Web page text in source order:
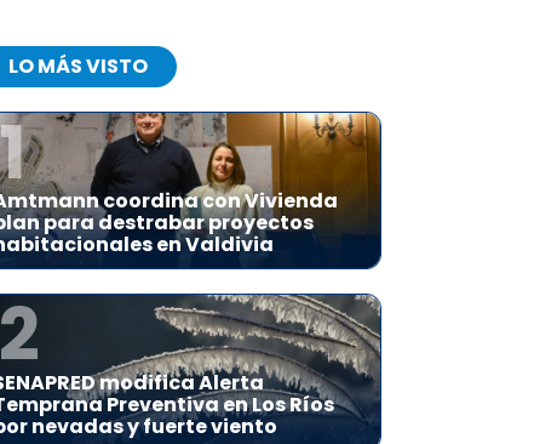
LO MÁS VISTO
1 coordina con Vivienda
para destrabar proyectos
en Valdivia
2 modifica Alerta
Preventiva en Los Ríos
nevadas y fuerte viento